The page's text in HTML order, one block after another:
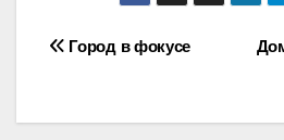
Навигация
Город в фокусе